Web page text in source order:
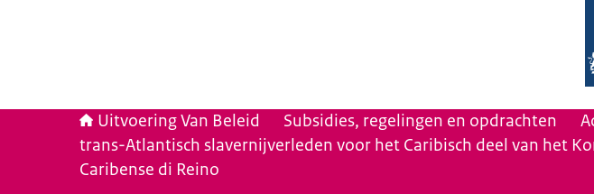
Uitvoering Van Beleid Subsidies, regelingen en opdrachten
trans-Atlantisch slavernijverleden voor het Caribisch deel van het
Caribense di Reino